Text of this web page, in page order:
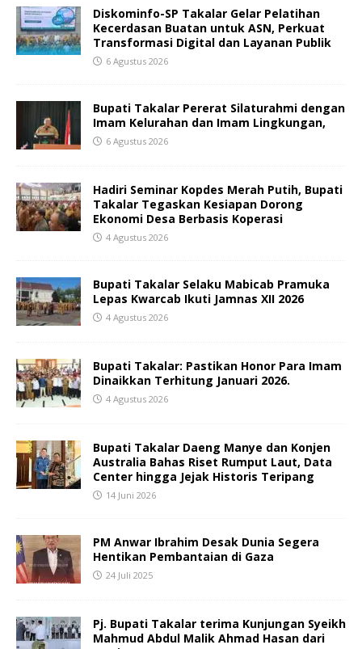
Diskominfo-SP Takalar Gelar Pelatihan
Kecerdasan Buatan untuk ASN, Perkuat
Transformasi Digital dan Layanan Publik
6 Agustus 2026
Bupati Takalar Pererat Silaturahmi dengan
Imam Kelurahan dan Imam Lingkungan,
6 Agustus 2026
Hadiri Seminar Kopdes Merah Putih, Bupati
Takalar Tegaskan Kesiapan Dorong
Ekonomi Desa Berbasis Koperasi
4 Agustus 2026
Bupati Takalar Selaku Mabicab Pramuka
Lepas Kwarcab Ikuti Jamnas XII 2026
4 Agustus 2026
Bupati Takalar: Pastikan Honor Para Imam
Dinaikkan Terhitung Januari 2026.
4 Agustus 2026
Bupati Takalar Daeng Manye dan Konjen
Australia Bahas Riset Rumput Laut, Data
Center hingga Jejak Historis Teripang
14 Juni 2026
PM Anwar Ibrahim Desak Dunia Segera
Hentikan Pembantaian di Gaza
24 Juli 2025
Pj. Bupati Takalar terima Kunjungan Syeikh
Mahmud Abdul Malik Ahmad Hasan dari